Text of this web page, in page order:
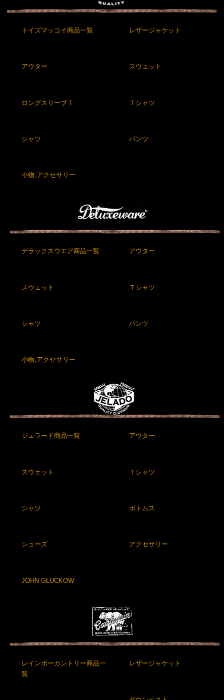
トイズマッコイ商品一覧 レザージャケット
アウター スウェット
ロングスリーブＴ Ｔシャツ
シャツ パンツ
小物,アクセサリー
デラックスウエア商品一覧 アウター
スウェット Ｔシャツ
シャツ パンツ
小物,アクセサリー
ジェラード商品一覧 アウター
スウェット Ｔシャツ
シャツ ボトムス
シューズ アクセサリー
JOHN GLUCKOW
レインボーカントリー商品一
覧
レザージャケット